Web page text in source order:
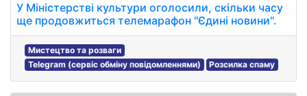
У Міністерстві культури оголосили, скільки часу
ще продовжиться телемарафон "Єдині новини".
Мистецтво та розваги
Telegram (сервіс обміну повідомленнями)
Розсилка спаму